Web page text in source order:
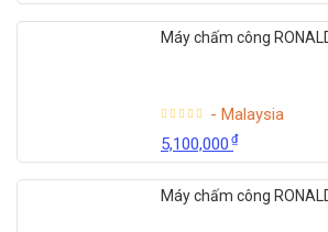
Máy chấm công
- Malaysia
5,100,000₫
Máy chấm công